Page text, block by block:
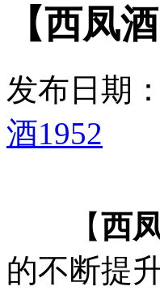
【西凤
发布日期
酒1952
【西
的不断提